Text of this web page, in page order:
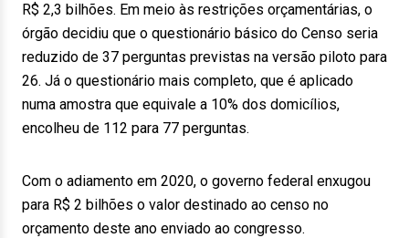
R$ 2,3 bilhões. Em meio às restrições orçamentárias, o
órgão decidiu que o questionário básico do Censo seria
reduzido de 37 perguntas previstas na versão piloto para
26. Já o questionário mais completo, que é aplicado
numa amostra que equivale a 10% dos domicílios,
encolheu de 112 para 77 perguntas.
Com o adiamento em 2020, o governo federal enxugou
para R$ 2 bilhões o valor destinado ao censo no
orçamento deste ano enviado ao congresso.